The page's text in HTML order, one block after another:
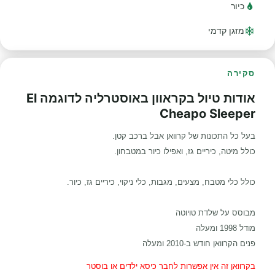
כיור
מזגן קדמי
סקירה
אודות טיול בקראוון באוסטרליה לדוגמה El
Cheapo Sleeper
בעל כל התכונות של קרוואן אבל ברכב קטן.
כולל מיטה, כיריים גז, ואפילו כיור במטבחון.
כולל כלי מטבח, מצעים, מגבות, כלי ניקוי, כיריים גז, כיור.
מבוסס על שלדת טויוטה
מודל 1998 ומעלה
פנים הקרוואן חודש ב-2010 ומעלה
בקרוואן זה אין אפשרות לחבר כיסא ילדים או בוסטר